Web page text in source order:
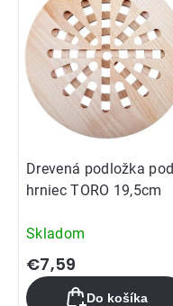
Drevená podložka pod
hrniec TORO 19,5cm
Skladom
€7,59
Do košíka